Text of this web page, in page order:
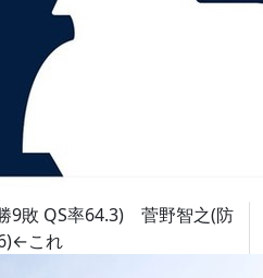
9敗 QS率64.3) 菅野智之(防
これ